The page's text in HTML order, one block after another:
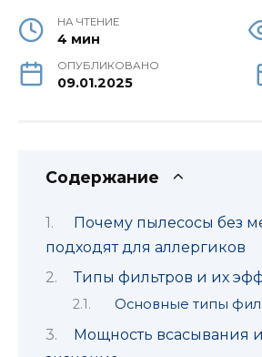
НА ЧТЕНИЕ
4 мин
ОПУБЛИКОВАНО
09.01.2025
Содержание
Почему пылесосы без
подходят для аллергиков
Типы фильтров и их
Основные типы
Мощность всасывания